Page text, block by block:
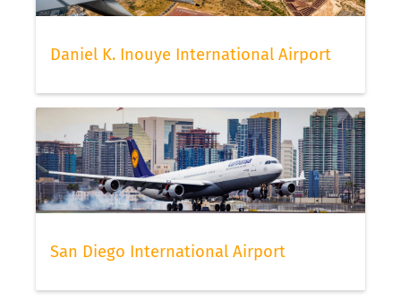
Daniel K. Inouye International Airport
San Diego International Airport